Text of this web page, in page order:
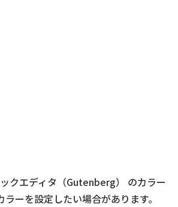
クエディタ（Gutenberg） のカラー
ーを設定したい場合があります。